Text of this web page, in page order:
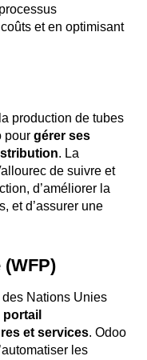
et en optimisant
production de tubes
pour gérer ses
. La
de suivre et
d’améliorer la
et d’assurer une
Nations Unies
et services. Odoo
les